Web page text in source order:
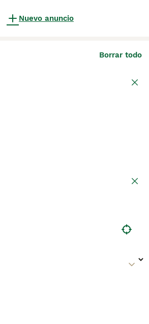
Nuevo anuncio
Borrar todo